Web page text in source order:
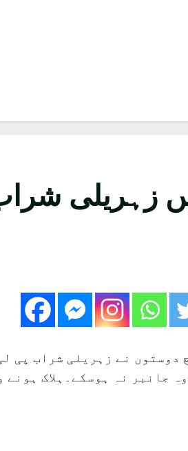
شراب پینے سے5
دوستوں نے زہریلی شراب
جانبر نہ ہوسکے۔ہلاک